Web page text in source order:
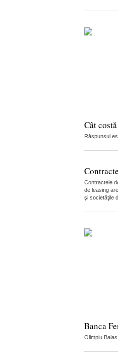
Cât
Răspunsul
Contractele
de leasing
şi societăţile
Banca
Olimpiu